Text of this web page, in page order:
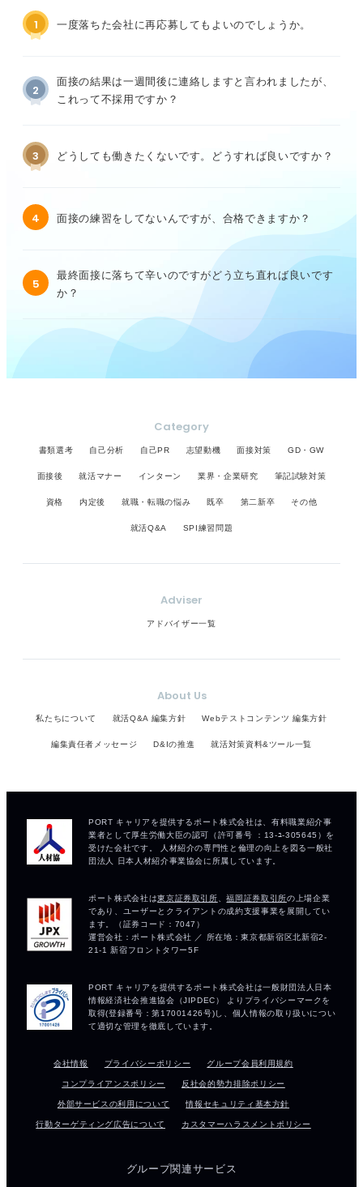
1 一度落ちた会社に再応募してもよいのでしょうか。
2
面接の結果は一週間後に連絡しますと言われましたが、
これって不採用ですか？
3 どうしても働きたくないです。どうすれば良いですか？
4 面接の練習をしてないんですが、合格できますか？
5
最終面接に落ちて辛いのですがどう立ち直れば良いです
か？
Category
書類選考 自己分析 自己PR 志望動機 面接対策 GD・GW
面接後 就活マナー インターン 業界・企業研究 筆記試験対策
資格 内定後 就職・転職の悩み 既卒 第二新卒 その他
就活Q&A SPI練習問題
Adviser
アドバイザー一覧
About Us
私たちについて 就活Q&A 編集方針 Webテストコンテンツ 編集方針
編集責任者メッセージ D&Iの推進 就活対策資料&ツール一覧
会社情報 プライバシーポリシー グループ会員利用規約
コンプライアンスポリシー 反社会的勢力排除ポリシー
外部サービスの利用について 情報セキュリティ基本方針
行動ターゲティング広告について カスタマーハラスメントポリシー